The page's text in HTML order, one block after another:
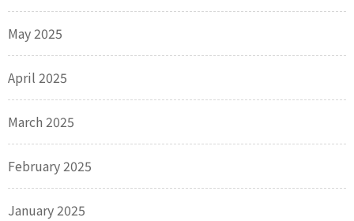
May 2025
April 2025
March 2025
February 2025
January 2025